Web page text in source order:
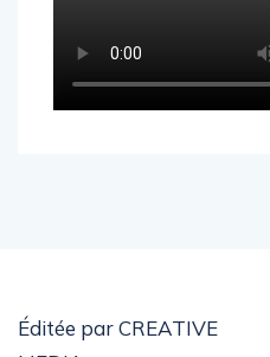
Éditée par CREATIVE